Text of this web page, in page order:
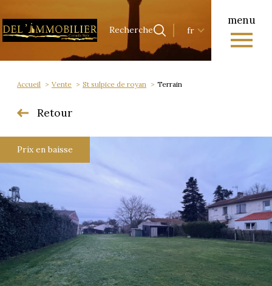
menu
Recherche
fr
Accueil Recherche 0
Langue
fr
Accueil Vente St sulpice de royan Terrain
Retour
Prix en baisse